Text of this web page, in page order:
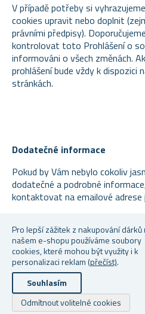
Pro lepší zážitek z nakupování dárků
našem e-shopu používáme soubory
cookies, které mohou být využity i k
personalizaci reklam (přečíst).
Souhlasím
Odmítnout volitelné cookies
V případě potřeby si
cookies upravit nebo doplnit
právními předpisy).
kontrolovat toto Prohlášení o
informováni o všech změnách.
prohlášení bude vždy k dispozici
stránkách.
Dodatečné informace
Pokud by Vám nebylo cokoliv
dodatečné a podrobné
kontaktovat na emailové adrese
Váš tým společnosti4Leaders,
Copyright © 2026